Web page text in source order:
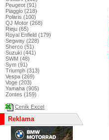
Peugeot (91)
Piaggio (218)
Polaris (100)
QJ Motor (268)
Rieju (65)
Royal Enfield (179)
Segway (228)
Sherco (51)
Suzuki (441)
SWM (48)
Sym (91)
Triumph (313)
Vespa (269)
Voge (203)
Yamaha (905)
Zontes (159)
Ceník Excel
Reklama